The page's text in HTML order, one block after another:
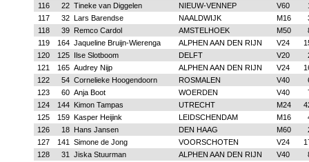
116
22 Tineke van Diggelen NIEUW-VENNEP V60
117
32 Lars Barendse NAALDWIJK M16
118
39 Remco Cardol AMSTELHOEK M50
119
164 Jaqueline Bruijn-Wierenga ALPHEN AAN DEN RIJN V24
120
125 Ilse Slotboom DELFT V20
121
165 Audrey Nijp ALPHEN AAN DEN RIJN V24
122
54 Cornelieke Hoogendoorn ROSMALEN V40
123
60 Anja Boot WOERDEN V40
124
144 Kimon Tampas UTRECHT M24
125
159 Kasper Heijink LEIDSCHENDAM M16
126
18 Hans Jansen DEN HAAG M60
127
141 Simone de Jong VOORSCHOTEN V24
128
31 Jiska Stuurman ALPHEN AAN DEN RIJN V40